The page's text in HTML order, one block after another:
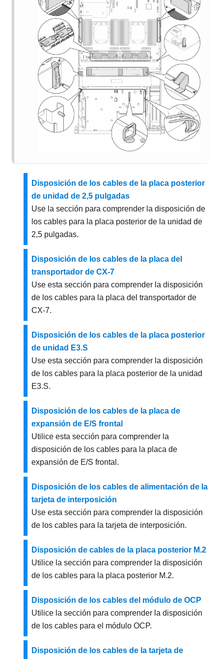
Disposición de los cables de la placa posterior
de unidad de 2,5 pulgadas
Use la sección para comprender la disposición de
los cables para la placa posterior de la unidad de
2,5 pulgadas.
Disposición de los cables de la placa del
transportador de CX-7
Use esta sección para comprender la disposición
de los cables para la placa del transportador de
CX-7.
Disposición de los cables de la placa posterior
de unidad E3.S
Use esta sección para comprender la disposición
de los cables para la placa posterior de la unidad
E3.S.
Disposición de los cables de la placa de
expansión de E/S frontal
Utilice esta sección para comprender la
disposición de los cables para la placa de
expansión de E/S frontal.
Disposición de los cables de alimentación de la
tarjeta de interposición
Use esta sección para comprender la disposición
de los cables para la tarjeta de interposición.
Disposición de cables de la placa posterior M.2
Utilice la sección para comprender la disposición
de los cables para la placa posterior M.2.
Disposición de los cables del módulo de OCP
Utilice la sección para comprender la disposición
de los cables para el módulo OCP.
Disposición de los cables de la tarjeta de